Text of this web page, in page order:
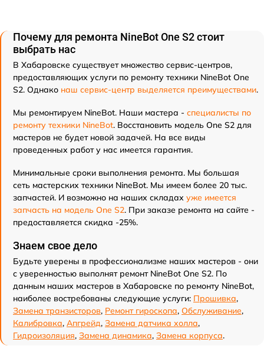
Почему для ремонта NineBot One S2 стоит
выбрать нас
В Хабаровске существует множество сервис-центров,
предоставляющих услуги по ремонту техники NineBot One
S2. Однако наш сервис-центр выделяется преимуществами.
Мы ремонтируем NineBot. Наши мастера - специалисты по
ремонту техники NineBot. Восстановить модель One S2 для
мастеров не будет новой задачей. На все виды
проведенных работ у нас имеется гарантия.
Минимальные сроки выполнения ремонта. Мы большая
сеть мастерских техники NineBot. Мы имеем более 20 тыс.
запчастей. И возможно на наших складах уже имеется
запчасть на модель One S2. При заказе ремонта на сайте -
предоставляется скидка -25%.
Знаем свое дело
Будьте уверены в профессионализме наших мастеров - они
с уверенностью выполнят ремонт NineBot One S2. По
данным наших мастеров в Хабаровске по ремонту NineBot,
наиболее востребованы следующие услуги: Прошивка,
Замена транзисторов, Ремонт гироскопа, Обслуживание,
Калибровка, Апгрейд, Замена датчика холла,
Гидроизоляция, Замена динамика, Замена корпуса.